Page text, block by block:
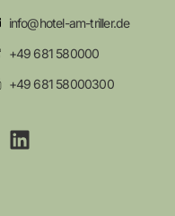
info@hotel-am-triller.de
+49 681 580000
+49 681 58000300